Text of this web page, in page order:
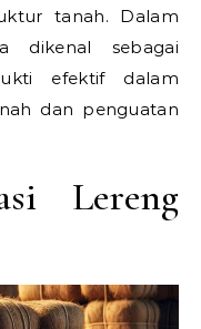
tanah. Dalam
dikenal sebagai
efektif dalam
dan penguatan
Lereng